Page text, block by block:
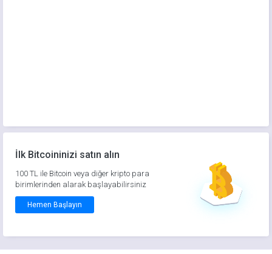
İlk Bitcoininizi satın alın
100 TL ile Bitcoin veya diğer kripto para
birimlerinden alarak başlayabilirsiniz
Hemen Başlayın